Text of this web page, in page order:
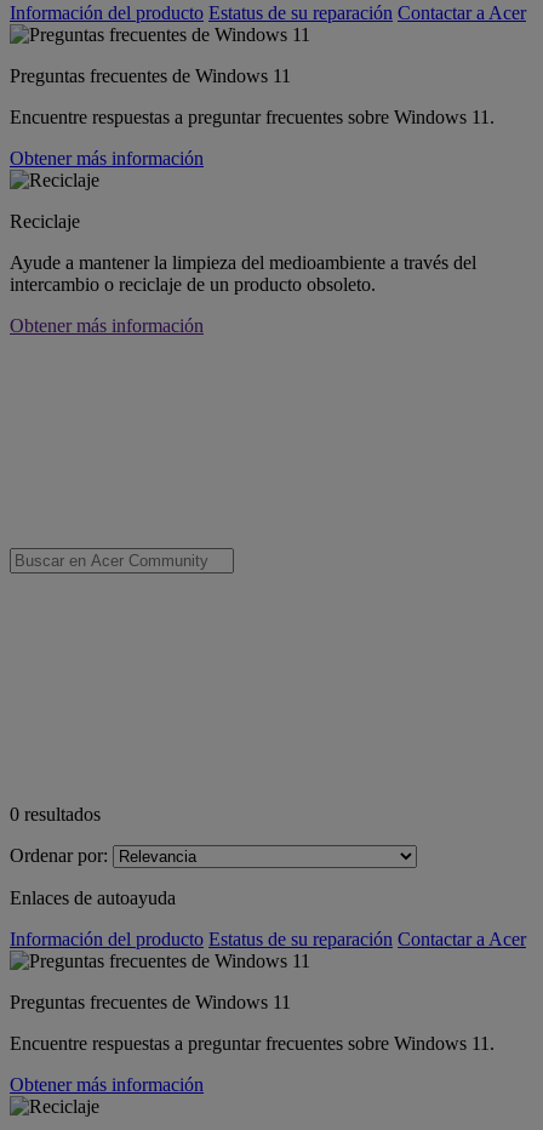
Información del producto Estatus de su reparación Contactar a Acer
Preguntas frecuentes de Windows 11
Encuentre respuestas a preguntar frecuentes sobre Windows 11.
Obtener más información
Reciclaje
Ayude a mantener la limpieza del medioambiente a través del
intercambio o reciclaje de un producto obsoleto.
Obtener más información
0 resultados
Ordenar por:
Enlaces de autoayuda
Información del producto Estatus de su reparación Contactar a Acer
Preguntas frecuentes de Windows 11
Encuentre respuestas a preguntar frecuentes sobre Windows 11.
Obtener más información